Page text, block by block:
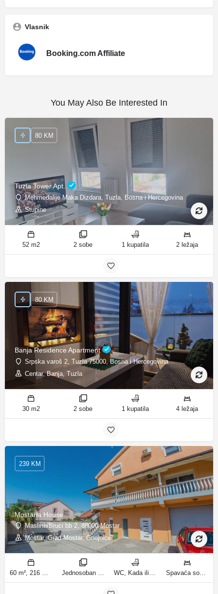
Vlasnik
Booking.com Affiliate
You May Also Be Interested In
Tuzla Tower Apt.
Mehmedalije Maka Dizdara, Tuzla, Bosna i Hercegovina
Stupine
80 KM
52 m2 2 sobe 1 kupatila 2 ležaja
Banja Residence Apartment
Srpska varoš 2, Tuzla 75000, Bosna i Hercegovina
Centar, Banja, Tuzla
80 KM
30 m2 2 sobe 1 kupatila 4 ležaja
Mostaria House
Masline/Bruci bb 2, 88000 Mostar
Mostar, Grad Mostar, Gnojnice
239 KM
60 m², 216 m² m2 Jednosoban stan sa vrtom, Apartman sa 4 sobe sobe WC, Kada ili tuš kupatila Spavaća soba 1: 1 veliki bračni krevet | Dnevni boravak: 1 kauč na razvlačenje | Spavaća soba 1: 1 bračni krevet | Spavaća soba 2: 1 bračni krevet | Spavaća soba 3: 1 bračni krevet | Spavaća soba 4: 1 krevet za jednu osobu ležaja